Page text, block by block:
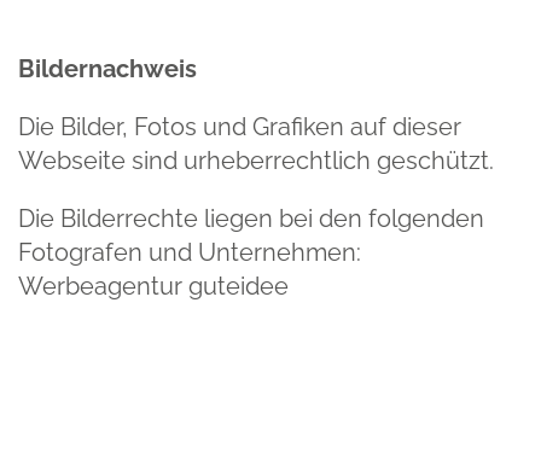
Bildernachweis
Die Bilder, Fotos und Grafiken auf dieser
Webseite sind urheberrechtlich geschützt.
Die Bilderrechte liegen bei den folgenden
Fotografen und Unternehmen:
Werbeagentur guteidee